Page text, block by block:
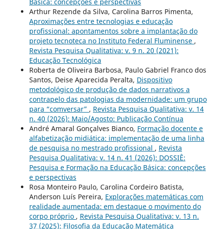
Arthur Rezende da Silva, Carolina Barros Pimenta,
Aproximações entre tecnologias e educação
profissional: apontamentos sobre a implantação do
projeto tecnoteca no Instituto Federal Fluminense ,
Revista Pesquisa Qualitativa: v. 9 n. 20 (2021):
Educação Tecnológica
Roberta de Oliveira Barbosa, Paulo Gabriel Franco dos
Santos, Deise Aparecida Peralta, Dispositivo
metodológico de produção de dados narrativos a
contrapelo das patologias da modernidade: um grupo
para “comversar” , Revista Pesquisa Qualitativa: v. 14
n. 40 (2026): Maio/Agosto: Publicação Contínua
André Amaral Gonçalves Bianco, Formação docente e
alfabetização midiática: implementação de uma linha
de pesquisa no mestrado profissional , Revista
Pesquisa Qualitativa: v. 14 n. 41 (2026): DOSSIÊ:
Pesquisa e Formação na Educação Básica: concepções
e perspectivas
Rosa Monteiro Paulo, Carolina Cordeiro Batista,
Anderson Luís Pereira, Explorações matemáticas com
realidade aumentada: em destaque o movimento do
corpo próprio , Revista Pesquisa Qualitativa: v. 13 n.
37 (2025): Filosofia da Educação Matemática